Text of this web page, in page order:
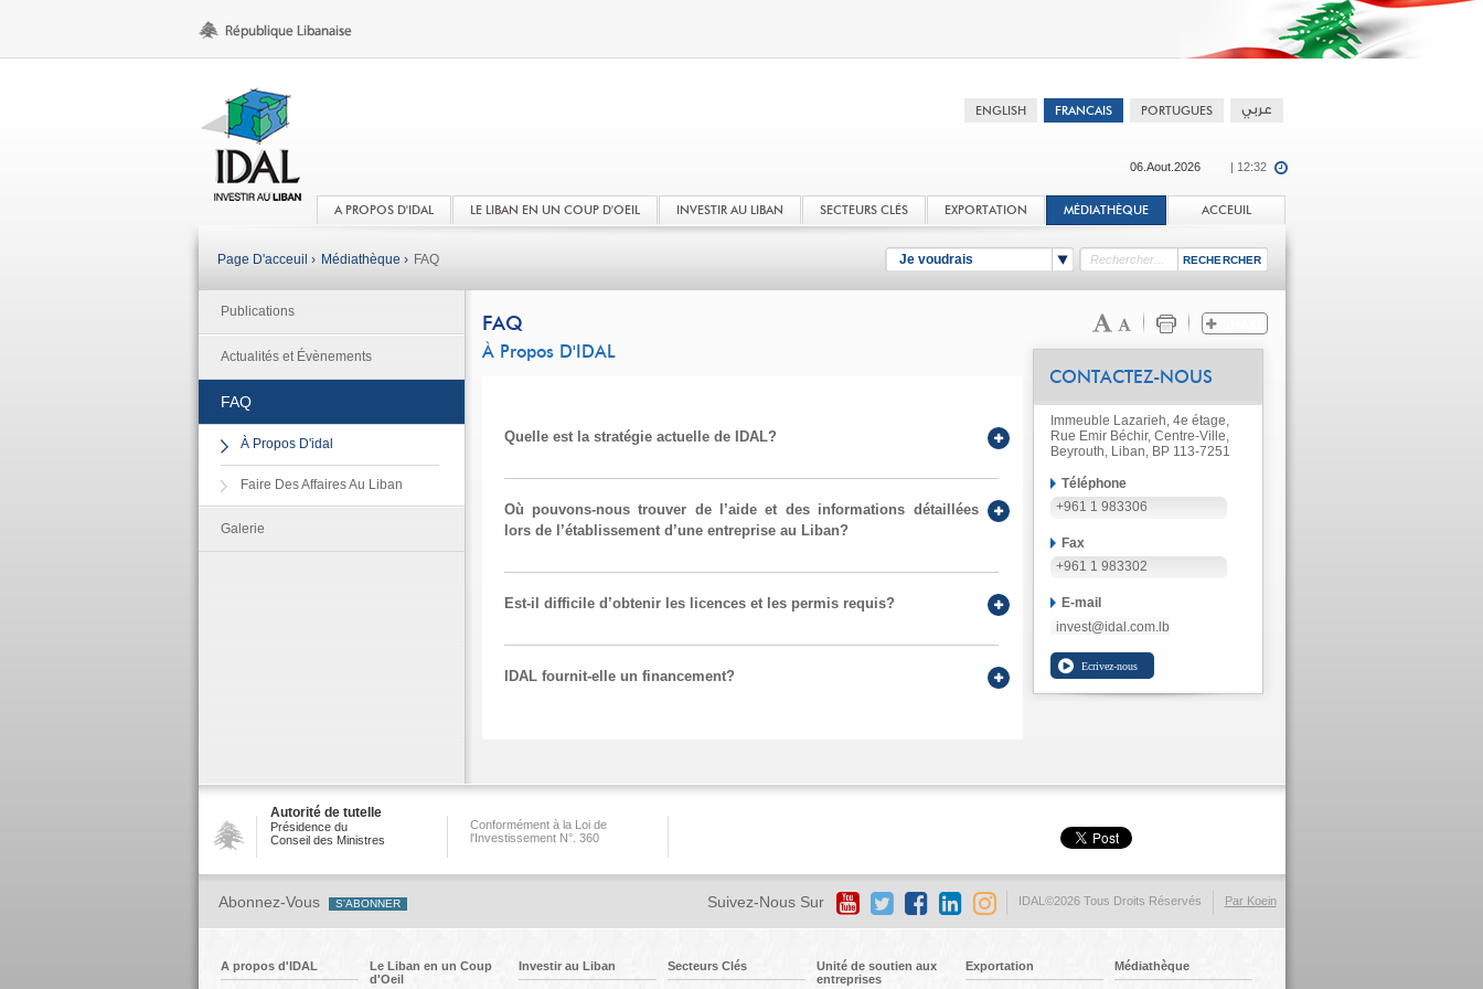
06.Aout.2026 | 12:32
A PROPOS D'IDAL LE LIBAN EN UN COUP D'OEIL INVESTIR AU LIBAN SECTEURS CLÉS EXPORTATION MÉDIATHÈQUE ACCEUIL
Je voudrais
Page D'acceuil › Médiathèque › FAQ
Publications
Actualités et Évènements
FAQ
À Propos D'idal
Faire Des Affaires Au Liban
Galerie
FAQ
À Propos D'IDAL
Quelle est la stratégie actuelle de IDAL?
Où pouvons-nous trouver de l’aide et des informations détaillées
lors de l’établissement d’une entreprise au Liban?
Est-il difficile d’obtenir les licences et les permis requis?
IDAL fournit-elle un financement?
CONTACTEZ-NOUS
Immeuble Lazarieh, 4e étage,
Rue Emir Béchir, Centre-Ville,
Beyrouth, Liban, BP 113-7251
Téléphone
+961 1 983306
Fax
+961 1 983302
E-mail
invest@idal.com.lb
Autorité de tutelle
Présidence du
Conseil des Ministres
Conformément à la Loi de
l'Investissement N°. 360
Par Koein
IDAL©2026 Tous Droits Réservés
Abonnez-Vous Suivez-Nous Sur
A propos d'IDAL
Le Liban en un Coup
d'Oeil
Investir au Liban Secteurs Clés
Unité de soutien aux
entreprises
Exportation Médiathèque